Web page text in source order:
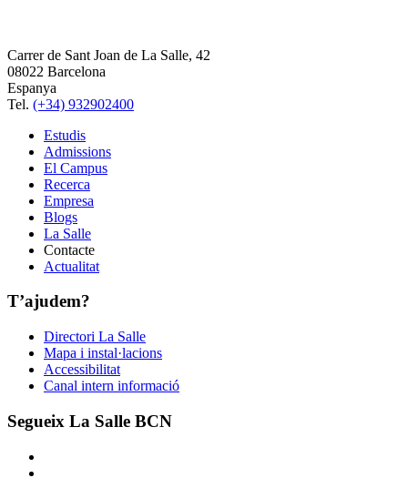
Carrer de Sant Joan de La Salle, 42
08022 Barcelona
Espanya
Tel. (+34) 932902400
Estudis
Admissions
El Campus
Recerca
Empresa
Blogs
La Salle
Contacte
Actualitat
T’ajudem?
Directori La Salle
Mapa i instal·lacions
Accessibilitat
Canal intern informació
Segueix La Salle BCN